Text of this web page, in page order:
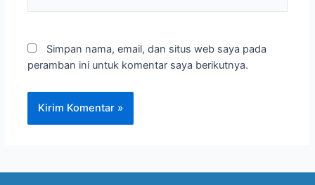
Simpan nama, email, dan situs web saya pada
peramban ini untuk komentar saya berikutnya.